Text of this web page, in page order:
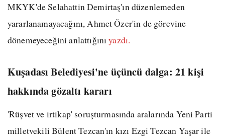
MKYK'de Selahattin Demirtaş'ın düzenlemeden
yararlanamayacağını, Ahmet Özer'in de görevine
dönemeyeceğini anlattığınıyazdı.
Kuşadası Belediyesi'ne üçüncü dalga: 21 kişi
hakkında gözaltı kararı
'Rüşvet ve irtikap' soruşturmasında aralarında Yeni Parti
milletvekili Bülent Tezcan'ın kızı Ezgi Tezcan Yaşar ile